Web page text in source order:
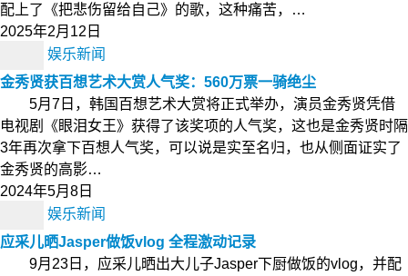
配上了《把悲伤留给自己》的歌，这种痛苦，…
2025年2月12日
娱乐新闻
金秀贤获百想艺术大赏人气奖：560万票一骑绝尘
5月7日，韩国百想艺术大赏将正式举办，演员金秀贤凭借
电视剧《眼泪女王》获得了该奖项的人气奖，这也是金秀贤时隔
3年再次拿下百想人气奖，可以说是实至名归，也从侧面证实了
金秀贤的高影…
2024年5月8日
娱乐新闻
应采儿晒Jasper做饭vlog 全程激动记录
9月23日，应采儿晒出大儿子Jasper下厨做饭的vlog，并配